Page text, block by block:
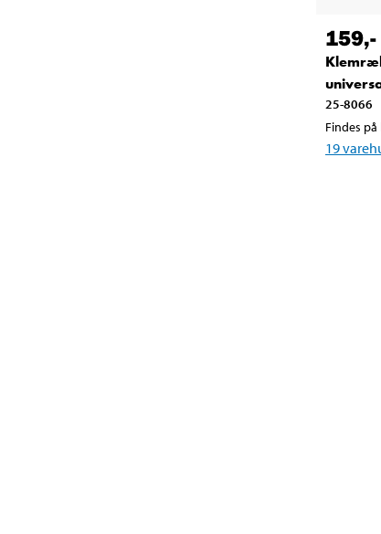
159,-
25-8066
Findes på
19